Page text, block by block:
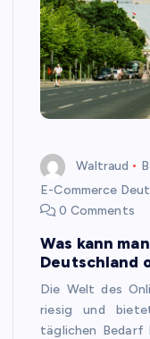
Waltraud
E-Commerce
0 Comments
Was kann
Deutschland
Die Welt des
riesig und
täglichen Bedarf